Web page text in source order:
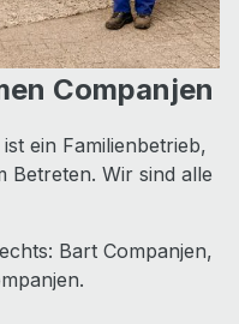
Companjen
ein Familienbetrieb,
Betreten. Wir sind alle
Bart Companjen,